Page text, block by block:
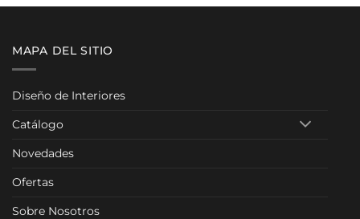
€
MAPA DEL SITIO
Diseño de Interiores
Catálogo
Novedades
Ofertas
Sobre Nosotros